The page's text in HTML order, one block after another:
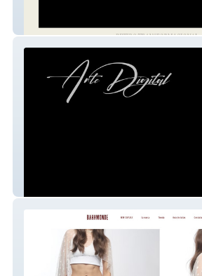
RETIROS EN EL CARIBE MEXICANO